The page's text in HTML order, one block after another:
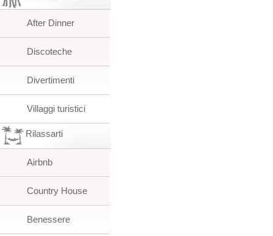
After Dinner
Discoteche
Divertimenti
Villaggi turistici
Rilassarti
Airbnb
Country House
Benessere